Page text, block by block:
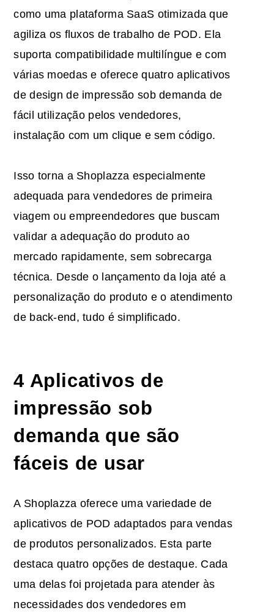
como uma plataforma SaaS otimizada que
agiliza os fluxos de trabalho de POD. Ela
suporta compatibilidade multilíngue e com
várias moedas e oferece quatro aplicativos
de design de impressão sob demanda de
fácil utilização pelos vendedores,
instalação com um clique e sem código.
Isso torna a Shoplazza especialmente
adequada para vendedores de primeira
viagem ou empreendedores que buscam
validar a adequação do produto ao
mercado rapidamente, sem sobrecarga
técnica. Desde o lançamento da loja até a
personalização do produto e o atendimento
de back-end, tudo é simplificado.
4 Aplicativos de
impressão sob
demanda que são
fáceis de usar
A Shoplazza oferece uma variedade de
aplicativos de POD adaptados para vendas
de produtos personalizados. Esta parte
destaca quatro opções de destaque. Cada
uma delas foi projetada para atender às
necessidades dos vendedores em